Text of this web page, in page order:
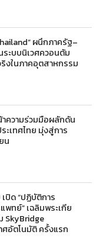
ผนึกภาครัฐ–
ระบบนิเวศควอนตัม
งในภาคอุตสาหกรรม
าความร่วมมือผลักดัน
ะเทศไทย มุ่งสู่การ
น
ปิด “ปฏิบัติการ
พทย์” เฉลิมพระเกีย
SkyBridge
อัตโนมัติ ครั้งแรก